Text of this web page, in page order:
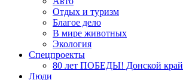
Отдых и туризм
Благое дело
В мире животных
Экология
Спецпроекты
80 лет ПОБЕДЫ! Донской край
Люди